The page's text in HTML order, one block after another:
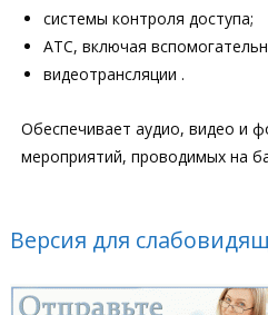
системы контроля доступа;
АТС, включая
видеотрансляции .
Обеспечивает аудио, видео и
мероприятий, проводимых на
Версия для